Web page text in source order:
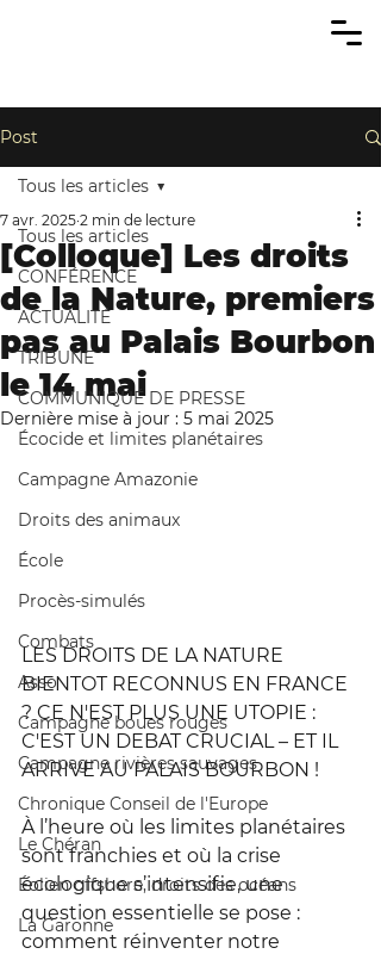
Post
Tous les articles
CONFÉRENCE
ACTUALITÉ
TRIBUNE
COMMUNIQUÉ DE PRESSE
Écocide et limites planétaires
Campagne Amazonie
Droits des animaux
École
Procès-simulés
Combats
Asso
Campagne boues rouges
Campagne rivières sauvages
Chronique Conseil de l'Europe
Le Chéran
Éolien offshore, droits des océans
La Garonne
Tous les articles
[Colloque] Les droits
de la Nature, premiers
pas au Palais Bourbon
le 14 mai
7 avr. 2025 2 min de lecture
Dernière mise à jour : 5 mai 2025
LES DROITS DE LA NATURE
BIENTOT RECONNUS EN FRANCE
? CE N'EST PLUS UNE UTOPIE :
C'EST UN DEBAT CRUCIAL – ET IL
ARRIVE AU PALAIS BOURBON !
À l’heure où les limites planétaires
sont franchies et où la crise
écologique s’intensifie, une
question essentielle se pose :
comment réinventer notre